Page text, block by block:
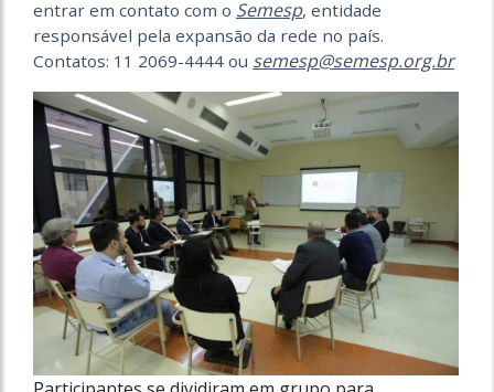
entrar em contato com o Semesp, entidade
responsável pela expansão da rede no país.
Contatos: 11 2069-4444 ou semesp@semesp.org.br